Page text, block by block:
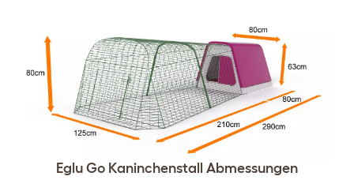
Eglu Go Kaninchenstall Abmessungen